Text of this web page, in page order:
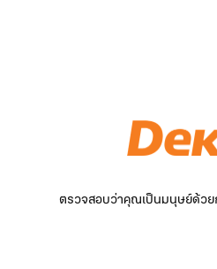
ตรวจสอบว่าคุณเป็นมนุษย์ด้วย